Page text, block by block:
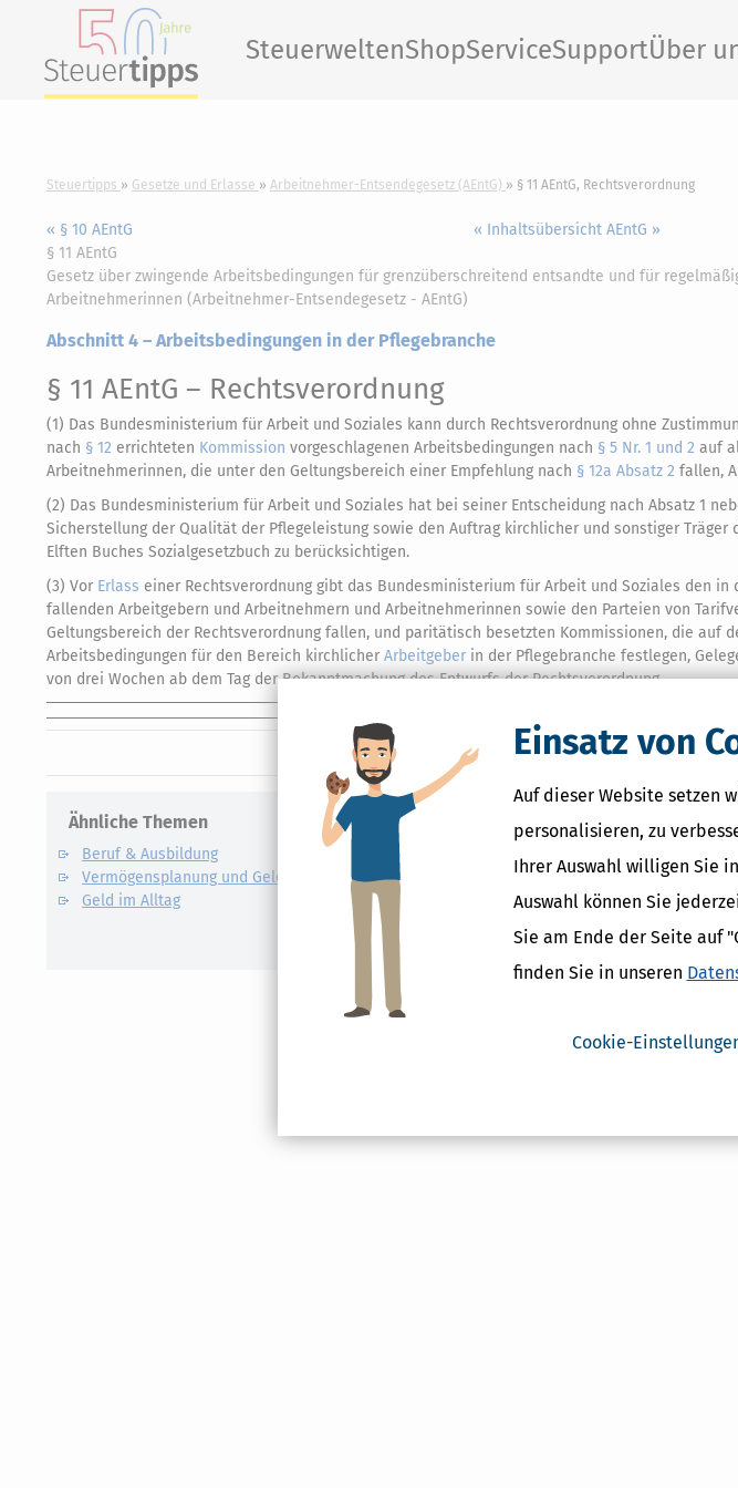
Einsatz von
Auf dieser Website setzen
personalisieren, zu
Ihrer Auswahl willigen Sie
Auswahl können Sie
Sie am Ende der Seite auf
finden Sie in unseren
Cookie-
SteuerweltenShopServiceSupportÜber
Steuertipps Gesetze und Erlasse Arbeitnehmer-Entsendegesetz (AEntG) § 11 AEntG, Rechtsverordnung
« § 10 AEntG « Inhaltsübersicht AEntG »
§ 11 AEntG
Gesetz über zwingende Arbeitsbedingungen für grenzüberschreitend entsandte und für
Arbeitnehmerinnen (Arbeitnehmer-Entsendegesetz - AEntG)
Abschnitt 4 – Arbeitsbedingungen in der Pflegebranche
§ 11 AEntG – Rechtsverordnung
(1) Das Bundesministerium für Arbeit und Soziales kann durch Rechtsverordnung ohne
nach § 12 errichteten Kommission vorgeschlagenen Arbeitsbedingungen nach § 5 Nr. 1 und 2 auf
Arbeitnehmerinnen, die unter den Geltungsbereich einer Empfehlung nach § 12a Absatz 2 fallen,
(2) Das Bundesministerium für Arbeit und Soziales hat bei seiner Entscheidung nach Absatz 1
Sicherstellung der Qualität der Pflegeleistung sowie den Auftrag kirchlicher und sonstiger Träger
Elften Buches Sozialgesetzbuch zu berücksichtigen.
(3) Vor Erlass einer Rechtsverordnung gibt das Bundesministerium für Arbeit und Soziales den in
fallenden Arbeitgebern und Arbeitnehmern und Arbeitnehmerinnen sowie den Parteien von
Geltungsbereich der Rechtsverordnung fallen, und paritätisch besetzten Kommissionen, die auf
Arbeitsbedingungen für den Bereich kirchlicher Arbeitgeber in der Pflegebranche festlegen,
von drei Wochen ab dem Tag der Bekanntmachung des Entwurfs der Rechtsverordnung.
Ähnliche Themen
Beruf & Ausbildung
Vermögensplanung und Geldanlage
Geld im Alltag
Verwandte Lexikon-Begriffe
Abschlagszahlung
Apothekerzuschüsse